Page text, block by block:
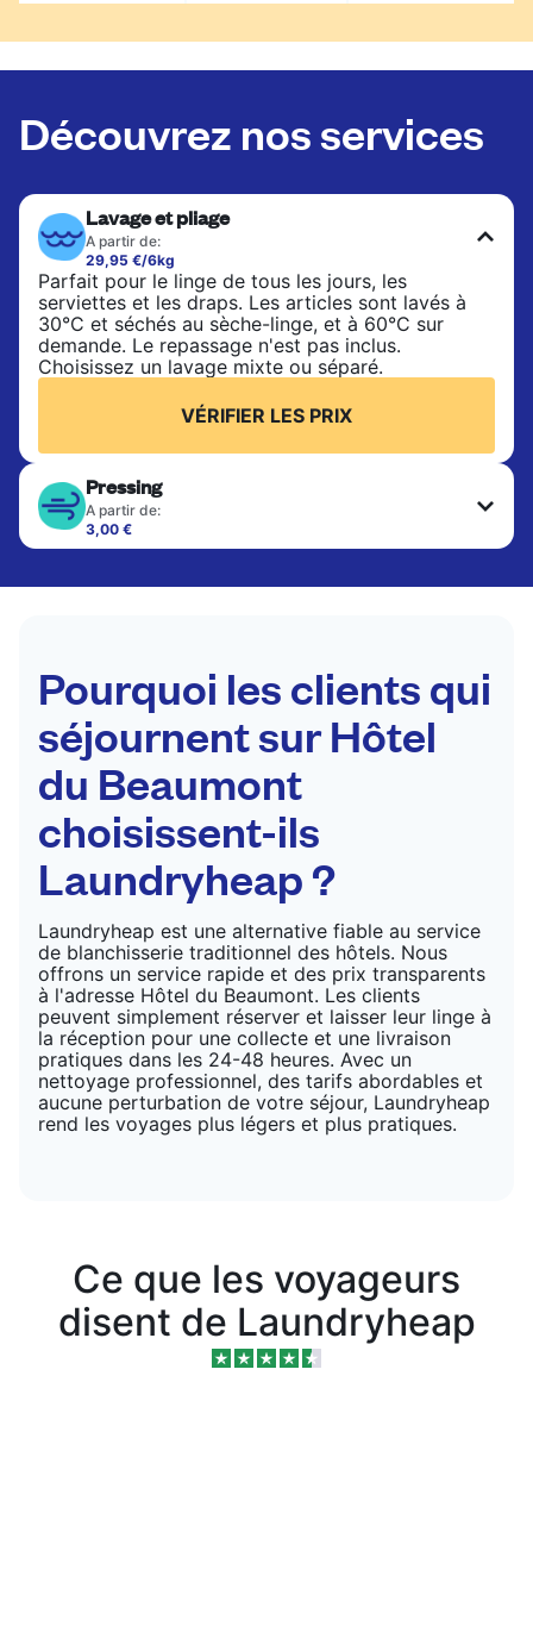
Découvrez nos services
Lavage et pliage
A partir de:
29,95 €/6kg
Parfait pour le linge de tous les jours, les
serviettes et les draps. Les articles sont lavés à
30°C et séchés au sèche-linge, et à 60°C sur
demande. Le repassage n'est pas inclus.
Choisissez un lavage mixte ou séparé.
VÉRIFIER LES PRIX
Pressing
A partir de:
3,00 €
Les articles délicats sont nettoyés à sec et finis
costumes, les robes, les manteaux et les tissus
VÉRIFIER LES PRIX
Pourquoi les clients qui
séjournent sur Hôtel
du Beaumont
choisissent-ils
Laundryheap ?
Laundryheap est une alternative fiable au service
de blanchisserie traditionnel des hôtels. Nous
offrons un service rapide et des prix transparents
à l'adresse Hôtel du Beaumont. Les clients
peuvent simplement réserver et laisser leur linge à
la réception pour une collecte et une livraison
pratiques dans les 24-48 heures. Avec un
nettoyage professionnel, des tarifs abordables et
aucune perturbation de votre séjour, Laundryheap
rend les voyages plus légers et plus pratiques.
Ce que les voyageurs
disent de Laundryheap